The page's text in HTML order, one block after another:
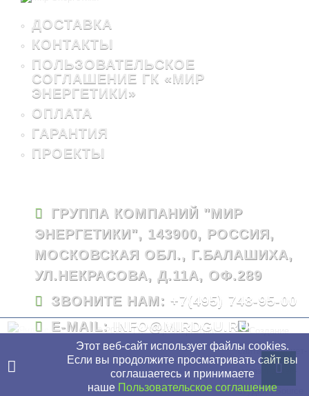
ДОСТАВКА
КОНТАКТЫ
ПОЛЬЗОВАТЕЛЬСКОЕ
СОГЛАШЕНИЕ ГК «МИР
ЭНЕРГЕТИКИ»
ОПЛАТА
ГАРАНТИЯ
ПРОЕКТЫ
© 2026 - ГК "Мир Энергетики"
ГРУППА КОМПАНИЙ "МИР
ЭНЕРГЕТИКИ", 143900, РОССИЯ,
МОСКОВСКАЯ ОБЛ., Г.БАЛАШИХА,
УЛ.НЕКРАСОВА, Д.11А, ОФ.289
ЗВОНИТЕ НАМ: +7(495) 748-95-00
E-MAIL: INFO@MIRDGU.RU
Этот веб-сайт использует файлы cookies.
Если вы продолжите просматривать сайт вы
соглашаетесь и принимаете
наше Пользовательское соглашение